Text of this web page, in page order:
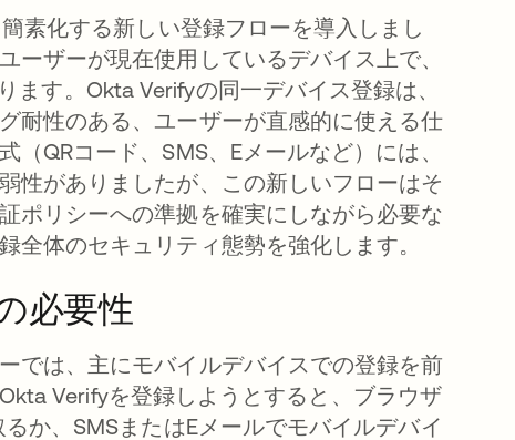
素化する新しい登録フローを導入しまし
ザーが現在使用しているデバイス上で、
す。Okta Verifyの同一デバイス登録は、
耐性のある、ユーザーが直感的に使える仕
QRコード、SMS、Eメールなど）には、
性がありましたが、この新しいフローはそ
ポリシーへの準拠を確実にしながら必要な
体のセキュリティ態勢を強化します。
必要性
では、主にモバイルデバイスでの登録を前
Verifyを登録しようとすると、ブラウザ
か、SMSまたはEメールでモバイルデバイ